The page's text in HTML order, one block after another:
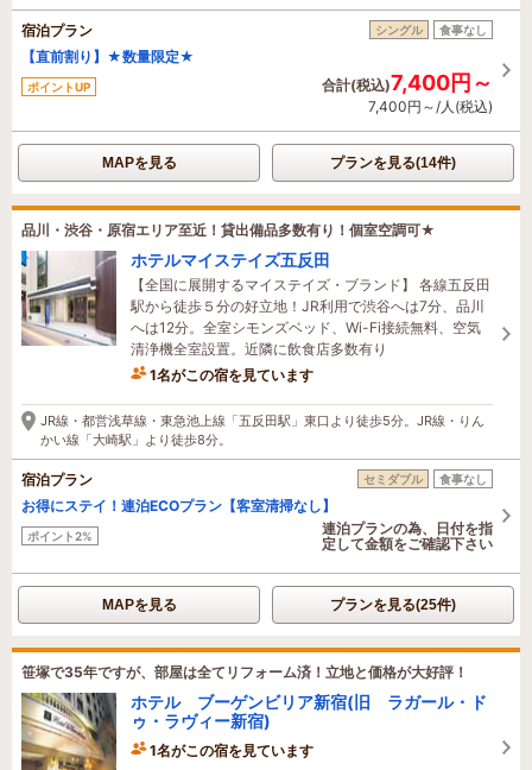
宿泊プラン シングル 食事なし
【直前割り】★数量限定★
ポイントUP 合計(税込)7,400円～
7,400円～/人(税込)
MAPを見る プランを見る(14件)
品川・渋谷・原宿エリア至近！貸出備品多数有り！個室空調可★
ホテルマイステイズ五反田
【全国に展開するマイステイズ・ブランド】 各線五反田
駅から徒歩５分の好立地！JR利用で渋谷へは7分、品川
へは12分。全室シモンズベッド、Wi-Fi接続無料、空気
清浄機全室設置。近隣に飲食店多数有り
1名がこの宿を見ています
12分前に予約されました
JR線・都営浅草線・東急池上線「五反田駅」東口より徒歩5分。JR線・りん
かい線「大崎駅」より徒歩8分。
宿泊プラン セミダブル 食事なし
お得にステイ！連泊ECOプラン【客室清掃なし】
ポイント2%
連泊プランの為、日付を指
定して金額をご確認下さい
MAPを見る プランを見る(25件)
笹塚で35年ですが、部屋は全てリフォーム済！立地と価格が大好評！
ホテル ブーゲンビリア新宿(旧 ラガール・ド
ゥ・ラヴィー新宿)
1名がこの宿を見ています